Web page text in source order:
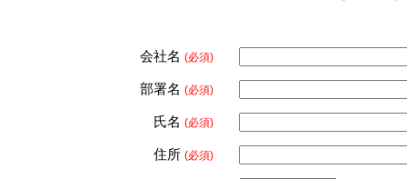
会社名 (必須)
部署名 (必須)
氏名 (必須)
住所 (必須)